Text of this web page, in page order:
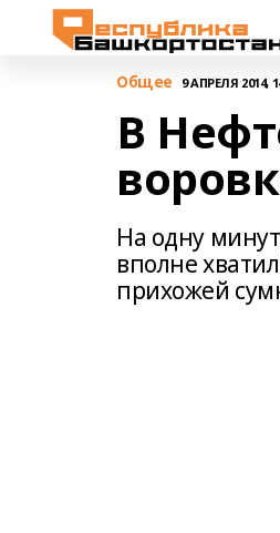
Общее 9 АПРЕЛЯ 2014,
В
На одну
вполне
прихожей